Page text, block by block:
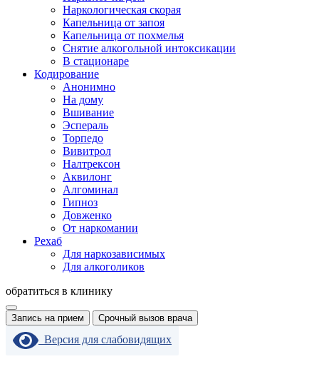
Наркологическая скорая
Капельница от запоя
Капельница от похмелья
Снятие алкогольной интоксикации
В стационаре
Кодирование
Анонимно
На дому
Вшивание
Эспераль
Торпедо
Вивитрол
Налтрексон
Аквилонг
Алгоминал
Гипноз
Довженко
От наркомании
Рехаб
Для наркозависимых
Для алкоголиков
обратиться в клинику
Запись на прием Срочный вызов врача
Версия для слабовидящих